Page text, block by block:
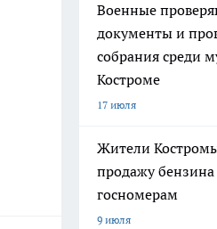
Военные
документы и
собрания среди
Костроме
17 июля
Жители
продажу
госномерам
9 июля